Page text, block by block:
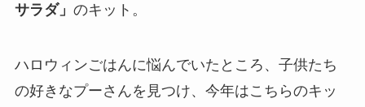
サラダ」 のキット。
ハロウィンごはんに悩んでいたところ、子供たち
の好きなプーさんを見つけ、今年はこちらのキッ